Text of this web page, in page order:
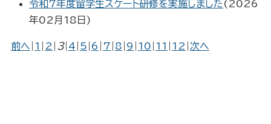
令和7年度留学生スケート研修を実施しました ( 2026
年02月18日 )
前へ 1 2 3| 4 5 6 7 8 9 10 11 12 次へ